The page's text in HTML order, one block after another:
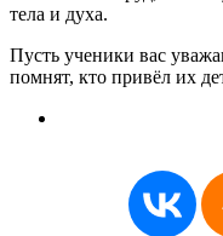
тела и духа.
Пусть ученики вас
помнят, кто привёл их